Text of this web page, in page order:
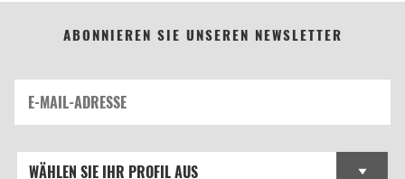
ABONNIEREN SIE UNSEREN NEWSLETTER